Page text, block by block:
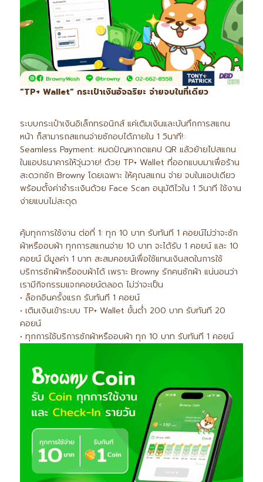
“TP+ Wallet” กระเป๋าเงินอัจฉริยะ จ่ายจบในที่เดียว
ระบบกระเป๋าเงินอิเล็กทรอนิกส์ แค่เติมเงินและบันทึกการสแกน
หน้า ก็สามารถสแกนจ่ายซักอบได้ภายใน 1 วินาที!:
Seamless Payment: หมดปัญหากดแคป QR แล้วย้ายไปสแกน
ในแอปธนาคารให้วุ่นวาย! ด้วย TP+ Wallet ที่ออกแบบมาเพื่อร้าน
สะดวกซัก Browny โดยเฉพาะ ให้คุณสแกน จ่าย จบในแอปเดียว
พร้อมตั้งค่าชำระเงินด้วย Face Scan อนุมัติไวใน 1 วินาที ใช้งาน
ง่ายแบบไม่สะดุด
คุ้มทุกการใช้งาน ต่อที่ 1: ทุก 10 บาท รับทันที 1 คอยน์ไม่ว่าจะซัก
ผ้าหรืออบผ้า ทุกการสแกนจ่าย 10 บาท จะได้รับ 1 คอยน์ และ 10
คอยน์ มีมูลค่า 1 บาท สะสมคอยน์เพื่อใช้แทนเงินสดในการใช้
บริการซักผ้าหรืออบผ้าได้ เพราะ Browny รักคนซักผ้า แน่นอนว่า
เรามีกิจกรรมแจกคอยน์ตลอด ไม่ว่าจะเป็น
• ล็อกอินครั้งแรก รับทันที 1 คอยน์
• เติมเงินเข้าระบบ TP+ Wallet ขั้นต่ำ 200 บาท รับทันที 20
คอยน์
• ทุกการใช้บริการซักผ้าหรืออบผ้า ทุก 10 บาท รับทันที 1 คอยน์